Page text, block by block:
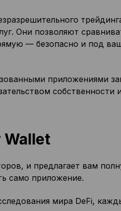
Они позволяют
— безопасно и под
приложениями
собственности
Wallet
и предлагает вам
само приложение.
мира DeFi,